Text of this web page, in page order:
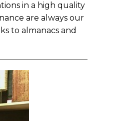
in a high quality
are always our
to almanacs and